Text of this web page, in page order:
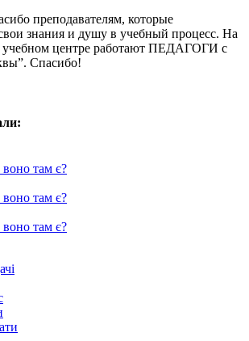
преподавателям, которые
знания и душу в учебный процесс. На
учебном центре работают ПЕДАГОГИ с
Спасибо!
там є?
там є?
там є?